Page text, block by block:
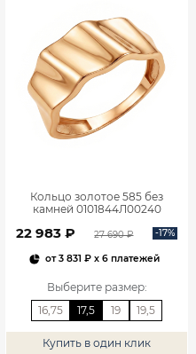
Кольцо золотое 585 без
камней 0101844Л00240
22 983 ₽ 27 690 ₽ -17%
от3 831 ₽x 6 платежей
Выберите размер:
16,75
17,5 19 19,5
Купить в один клик